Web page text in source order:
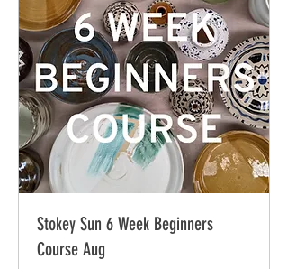
Stokey Sun 6 Week Beginners
Course Aug